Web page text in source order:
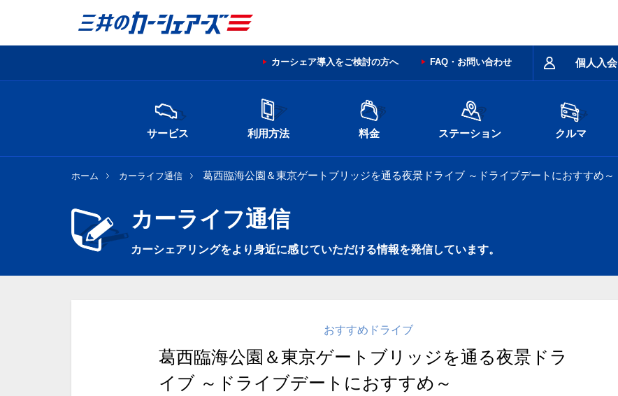
個人入会
カーシェア導入をご検討の方へ FAQ・お問い合わせ
サービス 利用方法 料金 ステーション クルマ
ホーム カーライフ通信 葛西臨海公園＆東京ゲートブリッジを通る夜景ドライブ ～ドライブデートにおすすめ～
カーライフ通信
カーシェアリングをより身近に感じていただける情報を発信しています。
おすすめドライブ
葛西臨海公園＆東京ゲートブリッジを通る夜景ドラ
イブ ～ドライブデートにおすすめ～